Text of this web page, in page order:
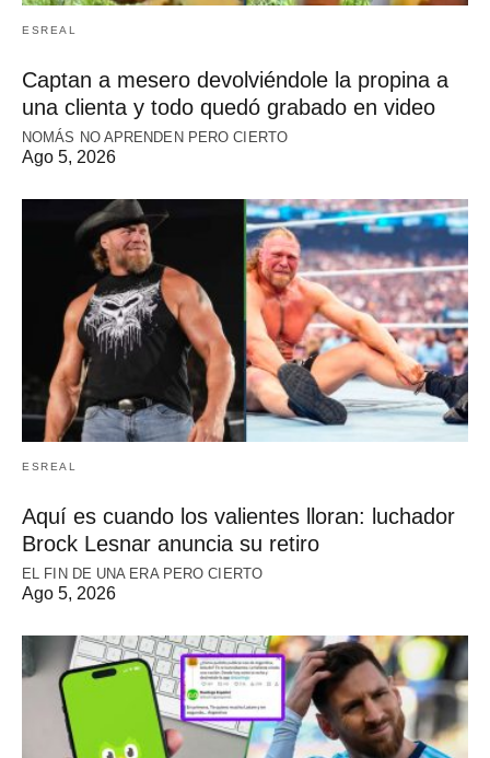
ESREAL
Captan a mesero devolviéndole la propina a
una clienta y todo quedó grabado en video
NOMÁS NO APRENDEN PERO CIERTO
Ago 5, 2026
ESREAL
Aquí es cuando los valientes lloran: luchador
Brock Lesnar anuncia su retiro
EL FIN DE UNA ERA PERO CIERTO
Ago 5, 2026